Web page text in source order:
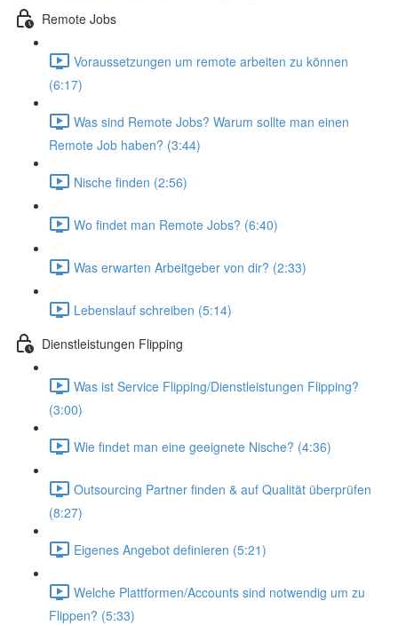
Remote Jobs
Voraussetzungen um remote arbeiten zu können
(6:17)
Was sind Remote Jobs? Warum sollte man einen
Remote Job haben? (3:44)
Nische finden (2:56)
Wo findet man Remote Jobs? (6:40)
Was erwarten Arbeitgeber von dir? (2:33)
Lebenslauf schreiben (5:14)
Dienstleistungen Flipping
Was ist Service Flipping/Dienstleistungen Flipping?
(3:00)
Wie findet man eine geeignete Nische? (4:36)
Outsourcing Partner finden & auf Qualität überprüfen
(8:27)
Eigenes Angebot definieren (5:21)
Welche Plattformen/Accounts sind notwendig um zu
Flippen? (5:33)